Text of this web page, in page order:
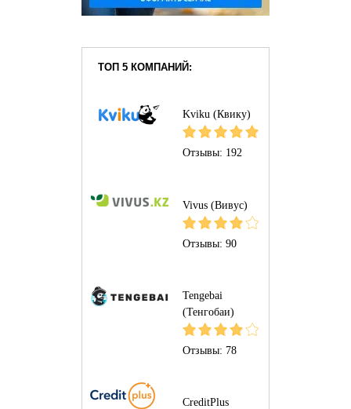
ТОП 5 КОМПАНИЙ:
Kviku (Квику)
Отзывы: 192
Vivus (Вивус)
Отзывы: 90
Tengebai
(Тенгобаи)
Отзывы: 78
CreditPlus